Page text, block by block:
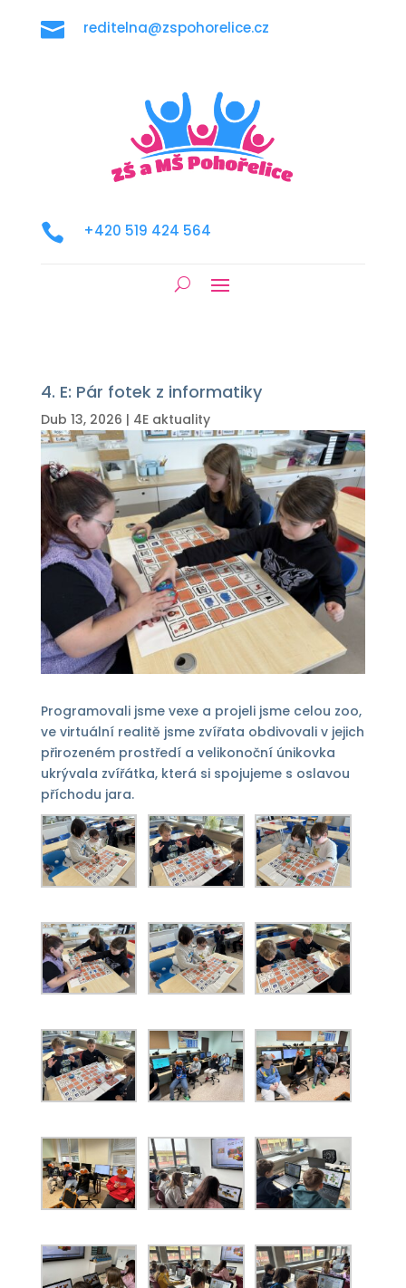
 reditelna@zspohorelice.cz
 +420 519 424 564
4. E: Pár fotek z informatiky
Dub 13, 2026 | 4E aktuality
Programovali jsme vexe a projeli jsme celou zoo,
ve virtuální realitě jsme zvířata obdivovali v jejich
přirozeném prostředí a velikonoční únikovka
ukrývala zvířátka, která si spojujeme s oslavou
příchodu jara.